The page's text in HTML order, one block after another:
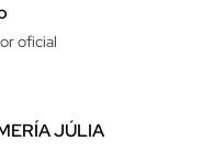
oficial
JÚLIA